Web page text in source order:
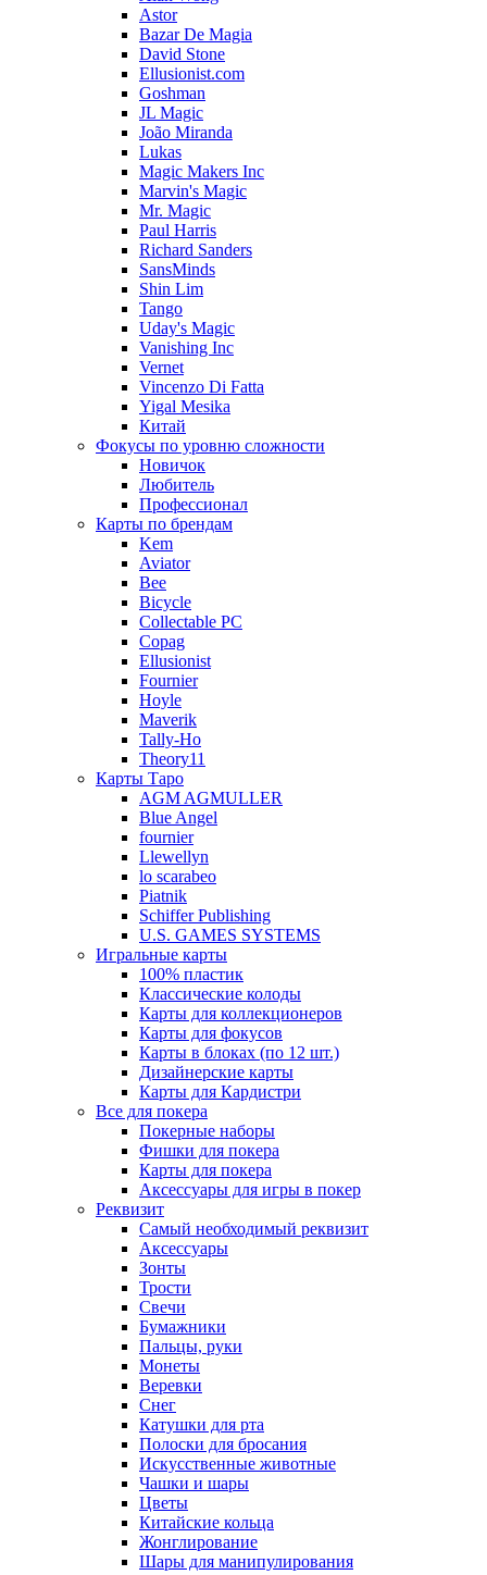
Astor
Bazar De Magia
David Stone
Ellusionist.com
Goshman
JL Magic
João Miranda
Lukas
Magic Makers Inc
Marvin's Magic
Mr. Magic
Paul Harris
Richard Sanders
SansMinds
Shin Lim
Tango
Uday's Magic
Vanishing Inc
Vernet
Vincenzo Di Fatta
Yigal Mesika
Китай
Фокусы по уровню сложности
Новичок
Любитель
Профессионал
Карты по брендам
Kem
Aviator
Bee
Bicycle
Collectable PC
Copag
Ellusionist
Fournier
Hoyle
Maverik
Tally-Ho
Theory11
Карты Таро
AGM AGMULLER
Blue Angel
fournier
Llewellyn
lo scarabeo
Piatnik
Schiffer Publishing
U.S. GAMES SYSTEMS
Игральные карты
100% пластик
Классические колоды
Карты для коллекционеров
Карты для фокусов
Карты в блоках (по 12 шт.)
Дизайнерские карты
Карты для Кардистри
Все для покера
Покерные наборы
Фишки для покера
Карты для покера
Аксессуары для игры в покер
Реквизит
Самый необходимый реквизит
Аксессуары
Зонты
Трости
Свечи
Бумажники
Пальцы, руки
Монеты
Веревки
Снег
Катушки для рта
Полоски для бросания
Искусственные животные
Чашки и шары
Цветы
Китайские кольца
Жонглирование
Шары для манипулирования